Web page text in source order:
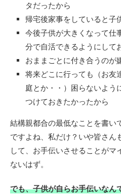
タだったから
帰宅後家事をしていると子
今後子供が大きくなって仕
分で自活できるようにして
おままごとに付き合うのが
将来どこに行っても（お友
庭とか・・）困らないよう
つけておきたかったから
結構親都合の最低なことを書い
ですよね、私だけ？いや皆さん
して、お手伝いさせることがマ
ないはず。
でも、子供が自らお手伝いなん